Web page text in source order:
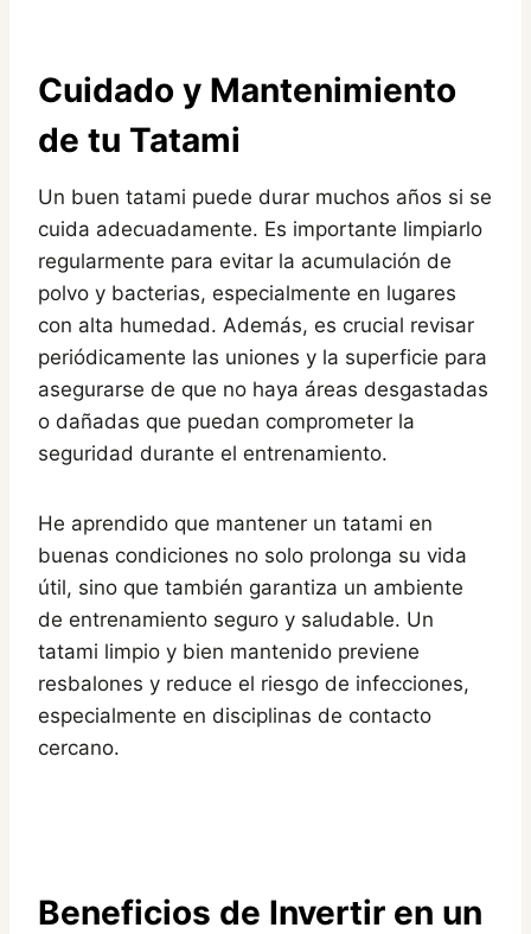
Cuidado y Mantenimiento
de tu Tatami
Un buen tatami puede durar muchos años si se
cuida adecuadamente. Es importante limpiarlo
regularmente para evitar la acumulación de
polvo y bacterias, especialmente en lugares
con alta humedad. Además, es crucial revisar
periódicamente las uniones y la superficie para
asegurarse de que no haya áreas desgastadas
o dañadas que puedan comprometer la
seguridad durante el entrenamiento.
He aprendido que mantener un tatami en
buenas condiciones no solo prolonga su vida
útil, sino que también garantiza un ambiente
de entrenamiento seguro y saludable. Un
tatami limpio y bien mantenido previene
resbalones y reduce el riesgo de infecciones,
especialmente en disciplinas de contacto
cercano.
Beneficios de Invertir en un